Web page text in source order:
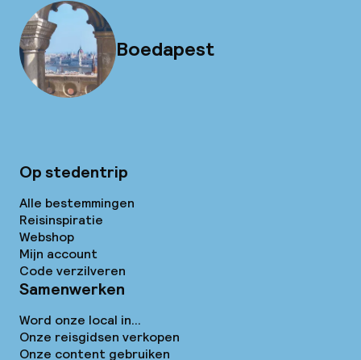
Boedapest
Op stedentrip
Alle bestemmingen
Reisinspiratie
Webshop
Mijn account
Code verzilveren
Samenwerken
Word onze local in...
Onze reisgidsen verkopen
Onze content gebruiken